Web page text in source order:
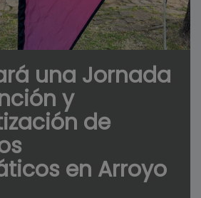
una Jornada
y
de
en Arroyo